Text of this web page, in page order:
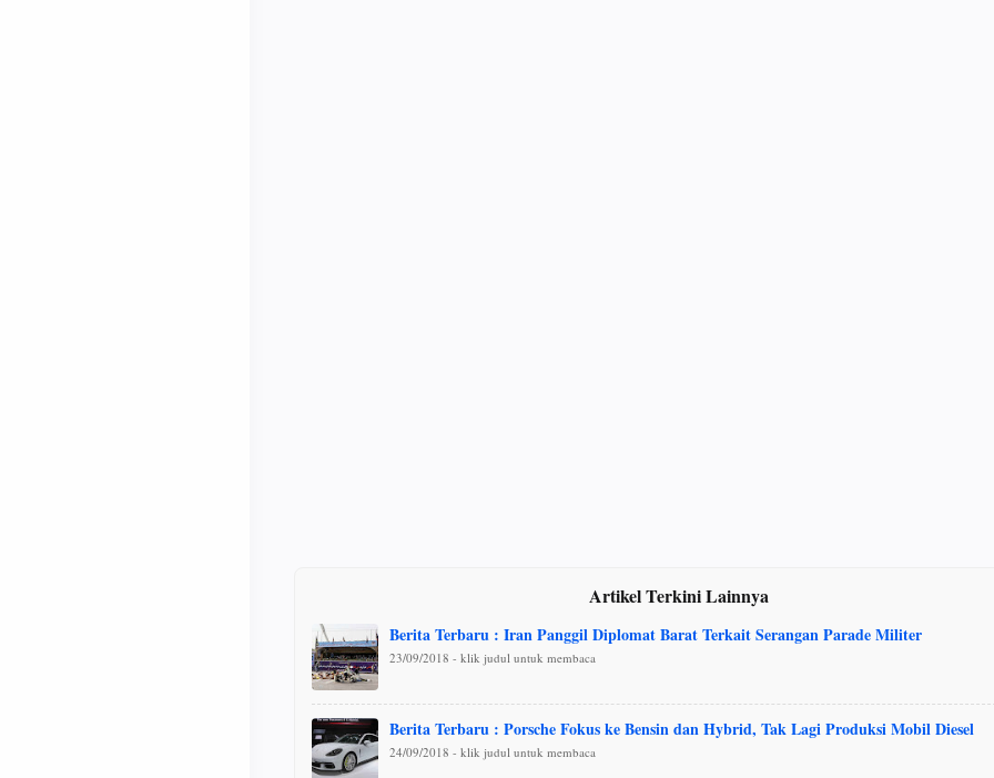
Artikel Terkini Lainnya
Berita Terbaru : Iran Panggil Diplomat Barat Terkait Serangan Parade Militer
23/09/2018 - klik judul untuk membaca
Berita Terbaru : Porsche Fokus ke Bensin dan Hybrid, Tak Lagi Produksi Mobil Diesel
24/09/2018 - klik judul untuk membaca